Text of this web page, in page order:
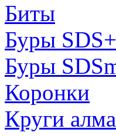
Биты
Буры SDS+
Буры
Коронки
Круги